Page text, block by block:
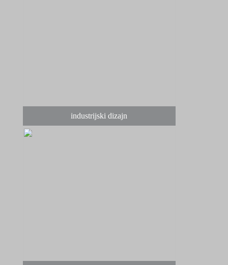
industrijski dizajn